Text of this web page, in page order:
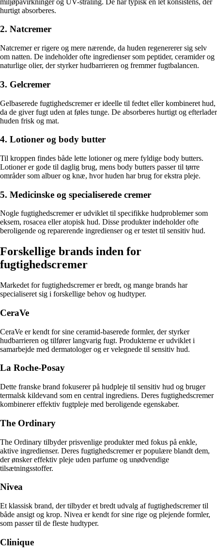
hurtigt absorberes.
2. Natcremer
Natcremer er rigere og mere nærende, da huden regenererer sig selv
om natten. De indeholder ofte ingredienser som peptider, ceramider og
naturlige olier, der styrker hudbarrieren og fremmer fugtbalancen.
3. Gelcremer
Gelbaserede fugtighedscremer er ideelle til fedtet eller kombineret hud,
da de giver fugt uden at føles tunge. De absorberes hurtigt og efterlader
huden frisk og mat.
4. Lotioner og body butter
Til kroppen findes både lette lotioner og mere fyldige body butters.
Lotioner er gode til daglig brug, mens body butters passer til tørre
områder som albuer og knæ, hvor huden har brug for ekstra pleje.
5. Medicinske og specialiserede cremer
Nogle fugtighedscremer er udviklet til specifikke hudproblemer som
eksem, rosacea eller atopisk hud. Disse produkter indeholder ofte
beroligende og reparerende ingredienser og er testet til sensitiv hud.
Forskellige brands inden for
fugtighedscremer
Markedet for fugtighedscremer er bredt, og mange brands har
specialiseret sig i forskellige behov og hudtyper.
CeraVe
CeraVe er kendt for sine ceramid-baserede formler, der styrker
hudbarrieren og tilfører langvarig fugt. Produkterne er udviklet i
samarbejde med dermatologer og er velegnede til sensitiv hud.
La Roche-Posay
Dette franske brand fokuserer på hudpleje til sensitiv hud og bruger
termalsk kildevand som en central ingrediens. Deres fugtighedscremer
kombinerer effektiv fugtpleje med beroligende egenskaber.
The Ordinary
The Ordinary tilbyder prisvenlige produkter med fokus på enkle,
aktive ingredienser. Deres fugtighedscremer er populære blandt dem,
der ønsker effektiv pleje uden parfume og unødvendige
tilsætningsstoffer.
Nivea
Et klassisk brand, der tilbyder et bredt udvalg af fugtighedscremer til
både ansigt og krop. Nivea er kendt for sine rige og plejende formler,
som passer til de fleste hudtyper.
Clinique